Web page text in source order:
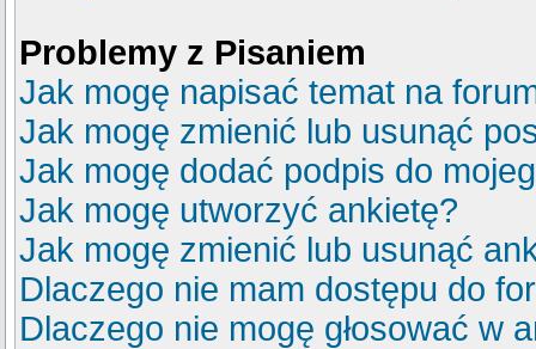
Problemy z Pisaniem
Jak mogę napisać temat na
Jak mogę zmienić lub usunąć
Jak mogę dodać podpis do
Jak mogę utworzyć ankietę?
Jak mogę zmienić lub usunąć
Dlaczego nie mam dostępu do
Dlaczego nie mogę głosować w